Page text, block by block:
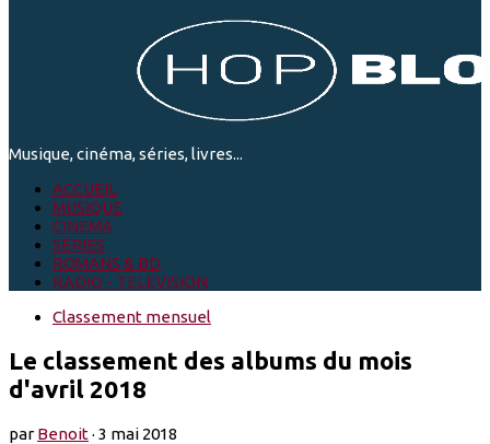
Musique, cinéma, séries, livres...
ACCUEIL
MUSIQUE
CINEMA
SÉRIES
ROMANS & BD
RADIO - TELEVISION
Classement mensuel
Le classement des albums du mois
d'avril 2018
parBenoit· 3 mai 2018